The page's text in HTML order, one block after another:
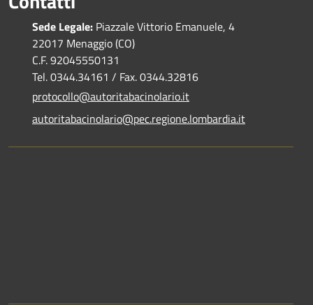
Sede Legale: Piazzale Vittorio Emanuele, 4
22017 Menaggio (CO)
C.F. 92045550131
Tel. 0344.34161 / Fax. 0344.32816
protocollo@autoritabacinolario.it
autoritabacinolario@pec.regione.lombardia.it